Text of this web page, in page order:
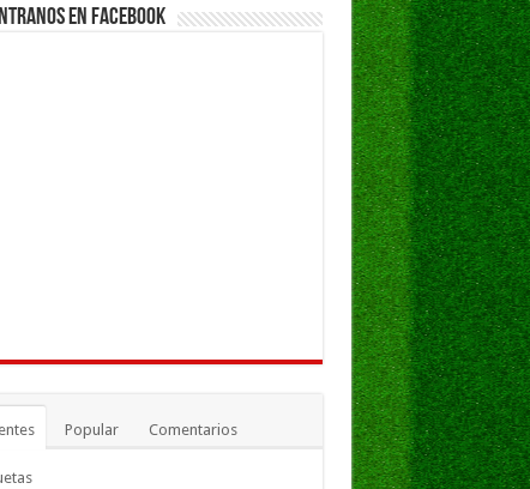
en Facebook
Popular Comentarios